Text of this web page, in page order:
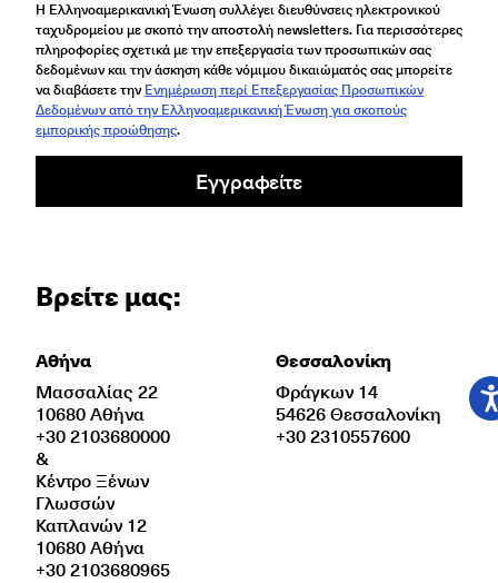
Η Ελληνοαμερικανική Ένωση συλλέγει διευθύνσεις ηλεκτρονικού
ταχυδρομείου με σκοπό την αποστολή newsletters. Για περισσότερες
πληροφορίες σχετικά με την επεξεργασία των προσωπικών σας
δεδομένων και την άσκηση κάθε νόμιμου δικαιώματός σας μπορείτε
να διαβάσετε την Ενημέρωση περί Επεξεργασίας Προσωπικών
Δεδομένων από την Ελληνοαμερικανική Ένωση για σκοπούς
εμπορικής προώθησης.
Εγγραφείτε
Βρείτε μας:
Αθήνα
Μασσαλίας 22
10680 Αθήνα
+30 2103680000
&
Κέντρο Ξένων
Γλωσσών
Καπλανών 12
10680 Αθήνα
+30 2103680965
Θεσσαλονίκη
Φράγκων 14
54626 Θεσσαλονίκη
+30 2310557600